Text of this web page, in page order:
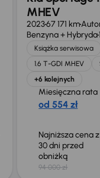
MHEV
202367 171 km
Benzyna + Hybryda
Książka serwisowa
1.6 T-GDI MHEV
+6 kolejnych
Miesięczna rata
od 554 zł
Najniższa cena z
30 dni przed
obniżką
94 000 zł
Taniej o 1 000 zł